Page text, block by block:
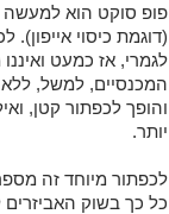
פופ סוקט הוא למעשה
(דוגמת כיסוי
לגמרי, אז כמעט
המכנסיים, למשל,
והופך לכפתור קטן,
יותר.
לכפתור מיוחד זה
כל כך בשוק